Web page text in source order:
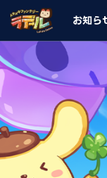
お知ら